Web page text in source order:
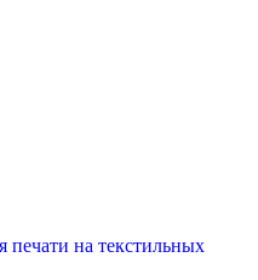
на текстильных